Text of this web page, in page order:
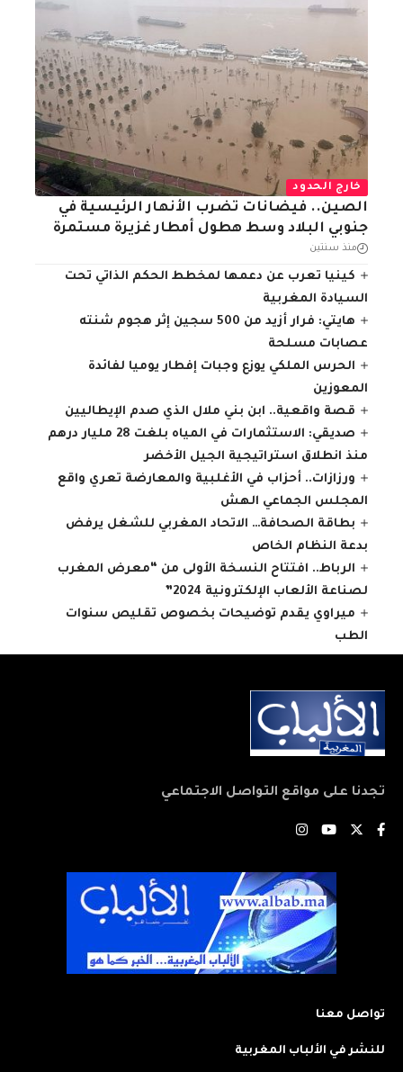
خارج الحدود
الصين.. فيضانات تضرب الأنهار الرئيسية في
جنوبي البلاد وسط هطول أمطار غزيرة مستمرة
منذ سنتين
كينيا تعرب عن دعمها لمخطط الحكم الذاتي تحت
السيادة المغربية
هايتي: فرار أزيد من 500 سجين إثر هجوم شنته
عصابات مسلحة
الحرس الملكي يوزع وجبات إفطار يوميا لفائدة
المعوزين
قصة واقعية.. ابن بني ملال الذي صدم الإيطاليين
صديقي: الاستثمارات في المياه بلغت 28 مليار درهم
منذ انطلاق استراتيجية الجيل الأخضر
ورزازات.. أحزاب في الأغلبية والمعارضة تعري واقع
المجلس الجماعي الهش
بطاقة الصحافة… الاتحاد المغربي للشغل يرفض
بدعة النظام الخاص
الرباط.. افتتاح النسخة الأولى من “معرض المغرب
لصناعة الألعاب الإلكترونية 2024”
ميراوي يقدم توضيحات بخصوص تقليص سنوات
الطب
تجدنا على مواقع التواصل الاجتماعي
تواصل معنا
للنشر في الألباب المغربية